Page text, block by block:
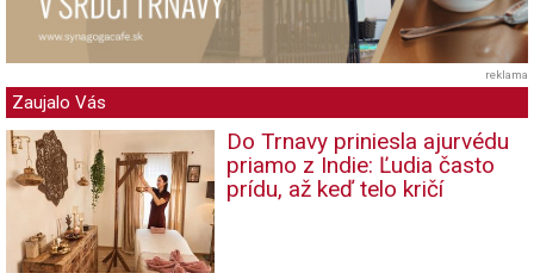
reklama
Zaujalo Vás
Do Trnavy priniesla ajurvédu
priamo z Indie: Ľudia často
prídu, až keď telo kričí